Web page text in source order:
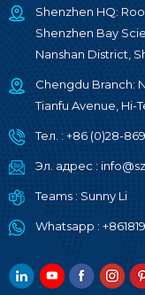
Shenzhen HQ:
Shenzhen Bay
Nanshan District,
Chengdu Branch:
Tianfu Avenue, Hi-
Тел. : +86 (0)28-
Эл. адрес :
Teams : Sunny Li
Whatsapp :